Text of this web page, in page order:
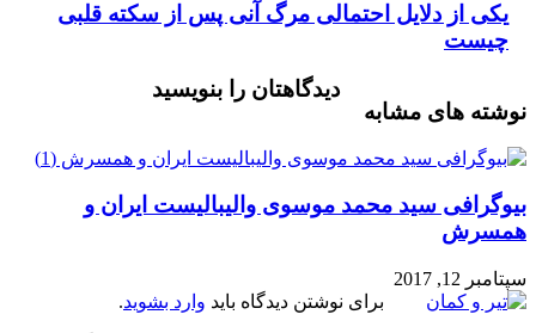
یکی از دلایل احتمالی مرگ آنی پس از سکته قلبی
چیست
نوشته های مشابه
بیوگرافی سید محمد موسوی والیبالیست ایران و
همسرش
سپتامبر 12, 2017
دیدگاهتان را بنویسید
برای نوشتن دیدگاه باید وارد بشوید.